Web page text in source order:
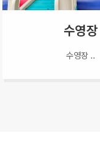
수영장
수영장 ..